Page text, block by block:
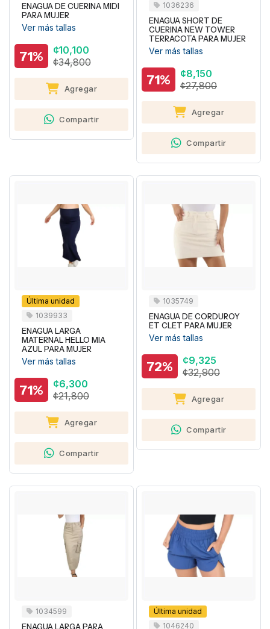
ENAGUA DE CUERINA MIDI
PARA MUJER
Ver más tallas
71%
¢10,100
¢34,800
Agregar
Compartir
1036236
ENAGUA SHORT DE
CUERINA NEW TOWER
TERRACOTA PARA MUJER
Ver más tallas
71%
¢8,150
¢27,800
Agregar
Compartir
Última unidad
1039933
ENAGUA LARGA
MATERNAL HELLO MIA
AZUL PARA MUJER
Ver más tallas
71%
¢6,300
¢21,800
Agregar
Compartir
1035749
ENAGUA DE CORDUROY
ET CLET PARA MUJER
Ver más tallas
72%
¢9,325
¢32,900
Agregar
Compartir
1034599
ENAGUA LARGA PARA
Última unidad
1046240